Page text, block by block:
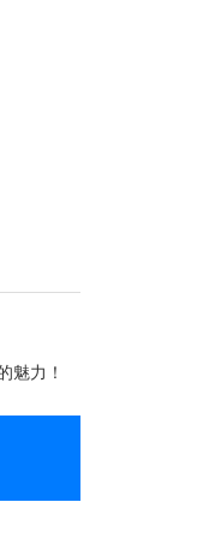
魅力！